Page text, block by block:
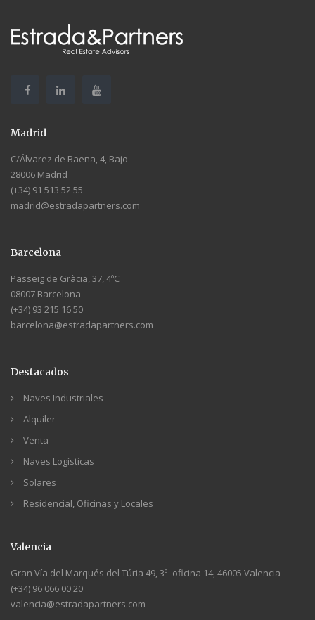
Madrid
C/Álvarez de Baena, 4, Bajo
28006 Madrid
(+34) 91 513 52 55
madrid@estradapartners.com
Barcelona
Passeig de Gràcia, 37, 4ºC
08007 Barcelona
(+34) 93 215 16 50
barcelona@estradapartners.com
Destacados
Naves Industriales
Alquiler
Venta
Naves Logísticas
Solares
Residencial, Oficinas y Locales
Valencia
Gran Vía del Marqués del Túria 49, 3º- oficina 14, 46005 Valencia
(+34) 96 066 00 20
valencia@estradapartners.com